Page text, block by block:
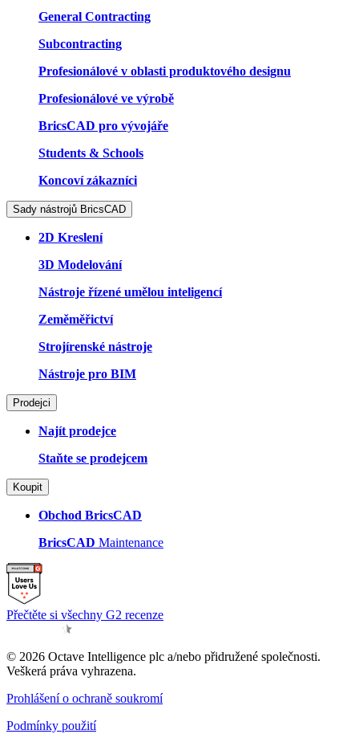
General Contracting
Subcontracting
Profesionálové v oblasti produktového designu
Profesionálové ve výrobě
BricsCAD pro vývojáře
Students & Schools
Koncoví zákazníci
Sady nástrojů BricsCAD
2D Kreslení
3D Modelování
Nástroje řízené umělou inteligencí
Zeměměřictví
Strojírenské nástroje
Nástroje pro BIM
Prodejci
Najít prodejce
Staňte se prodejcem
Koupit
Obchod BricsCAD
BricsCAD Maintenance
Přečtěte si všechny G2 recenze
© 2026 Octave Intelligence plc a/nebo přidružené společnosti.
Veškerá práva vyhrazena.
Prohlášení o ochraně soukromí
Podmínky použití